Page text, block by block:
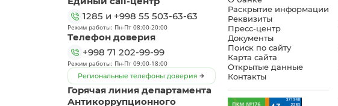
1285 и +998 55 503-63-63
Режим работы: Пн-Пт 08:00-20:00
Телефон доверия
+998 71 202-99-99
Режим работы: Пн-Пт 09:00-18:00
Региональные телефоны доверия
Горячая линия департамента
Антикоррупционного
Раскрытие информации
Реквизиты
Пресс-центр
Документы
Поиск по сайту
Карта сайта
Открытые данные
Контакты